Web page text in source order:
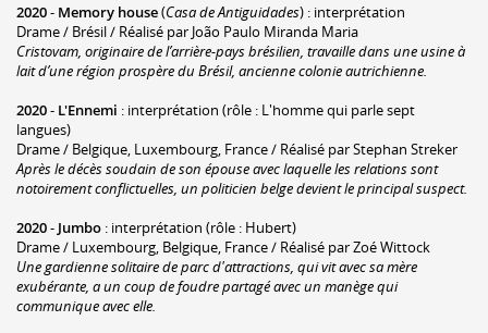
2020- Memory house(Casa de Antiguidades) : interprétation
Drame / Brésil / Réalisé par João Paulo Miranda Maria
Cristovam, originaire de l’arrière-pays brésilien, travaille dans une usine à
lait d’une région prospère du Brésil, ancienne colonie autrichienne.
2020- L'Ennemi : interprétation (rôle : L'homme qui parle sept
langues)
Drame / Belgique, Luxembourg, France / Réalisé par Stephan Streker
Après le décès soudain de son épouse avec laquelle les relations sont
notoirement conflictuelles, un politicien belge devient le principal suspect.
2020- Jumbo : interprétation (rôle : Hubert)
Drame / Luxembourg, Belgique, France / Réalisé par Zoé Wittock
Une gardienne solitaire de parc d'attractions, qui vit avec sa mère
exubérante, a un coup de foudre partagé avec un manège qui
communique avec elle.